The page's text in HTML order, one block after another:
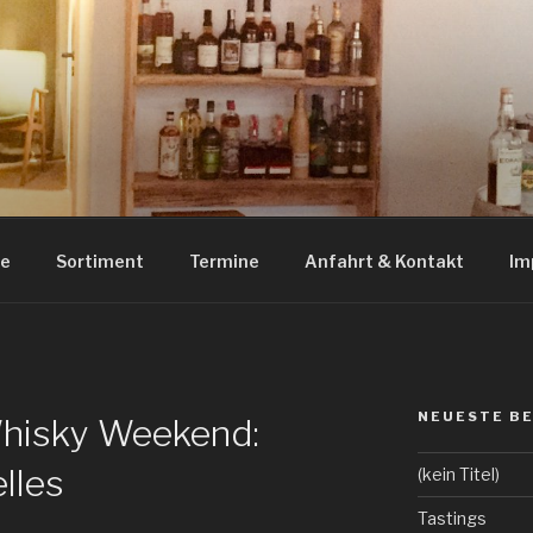
HILDESHEIM
und Tastings in Hildesheim
Sortiment Termine Anfahrt & Kontakt
Weekend:
NEUESTE
(kein Titel)
Tastings